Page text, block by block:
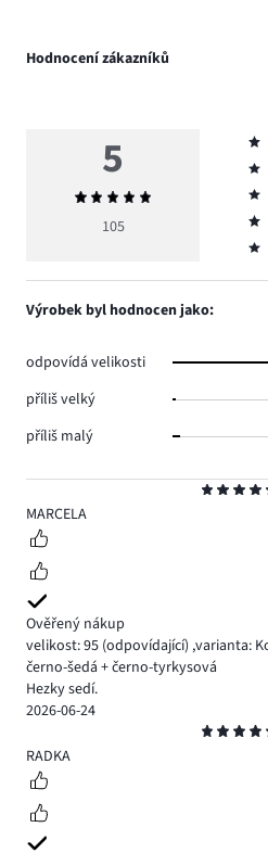
Hodnocení zákazníků
5
MARCELA
Ověřený nákup
velikost: 95 (odpovídající) ,varianta:
černo-šedá + černo-tyrkysová
Hezky sedí.
2026-06-24
5
RADKA
5
Průměrné
hodnocení
105
5,
80.
4,
3,
2,
1,
Výrobek byl hodnocen jako:
odpovídá velikosti
příliš velký
příliš malý